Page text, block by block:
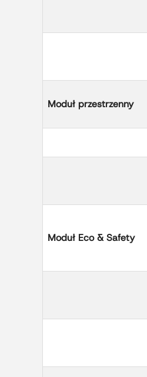
Moduł przestrzenny
Moduł Eco & Safety